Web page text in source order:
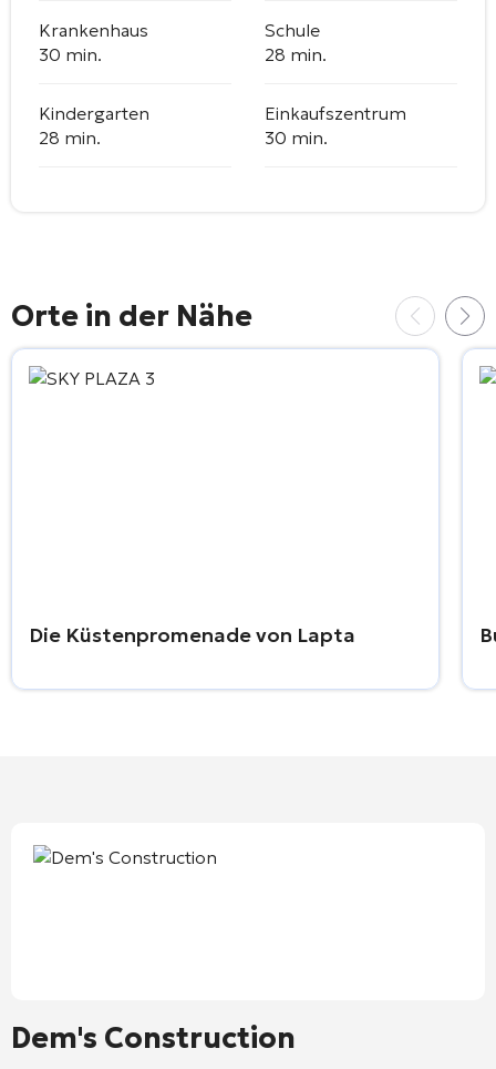
Krankenhaus
30 min.
Schule
28 min.
Kindergarten
28 min.
Einkaufszentrum
30 min.
Orte in der Nähe
Die Küstenpromenade von Lapta
Dem's Construction